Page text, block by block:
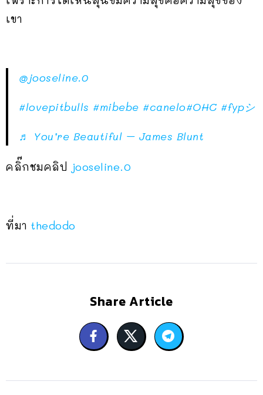
เขา
@jooseline.0
#lovepitbulls #mibebe #canelo#OHC #fypシ
♬ You’re Beautiful – James Blunt
คลิ๊กชมคลิป jooseline.0
ที่มา thedodo
Share Article